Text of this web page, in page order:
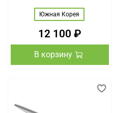
Южная Корея
12 100 ₽
В корзину